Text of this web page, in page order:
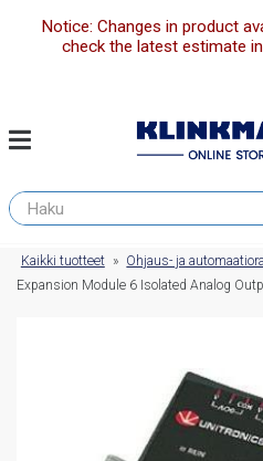
Notice: Changes in product
check the latest estimate
Kaikki tuotteet » Ohjaus- ja
Expansion Module 6 Isolated Analog